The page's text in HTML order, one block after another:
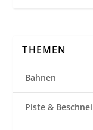
THEMEN
Bahnen
Piste &